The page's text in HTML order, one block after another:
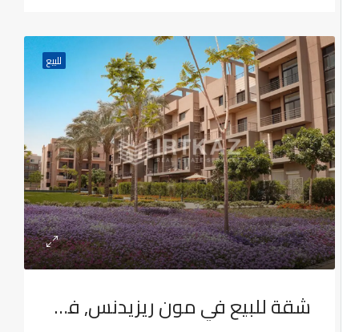
شقة للبيع في مون ريزيدنس, فيفث سكوير